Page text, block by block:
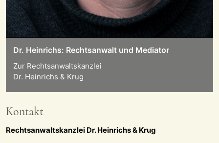
Dr. Heinrichs: Rechtsanwalt und Mediator
Zur Rechtsanwaltskanzlei
Dr. Heinrichs & Krug
Kontakt
Rechtsanwaltskanzlei Dr. Heinrichs & Krug